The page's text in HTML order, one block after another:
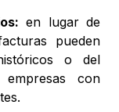
en lugar de
pueden
o del
con